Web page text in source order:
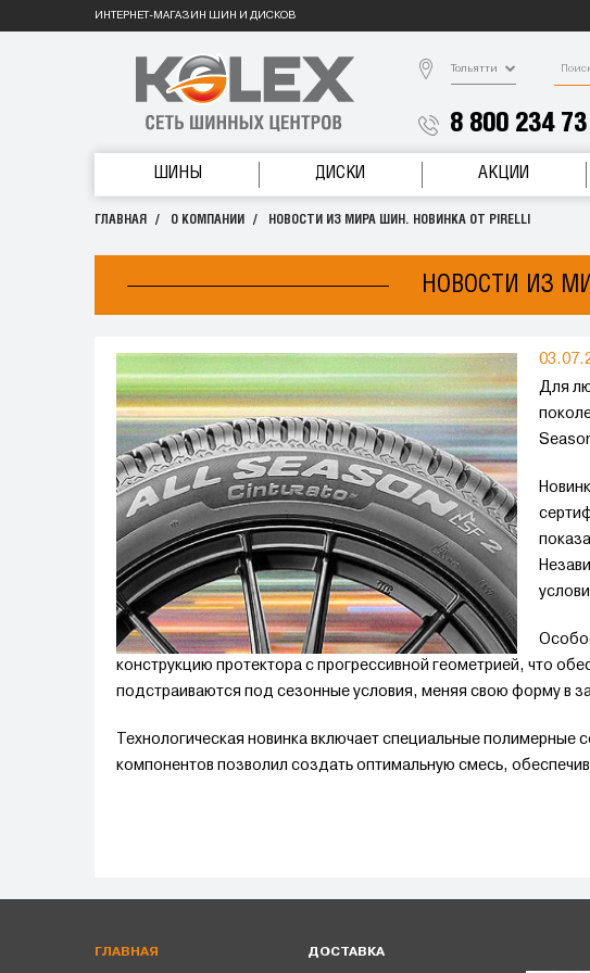
ИНТЕРНЕТ-МАГАЗИН ШИН И ДИСКОВ
Тольятти
8 800 234
ШИНЫ ДИСКИ АКЦИИ
ГЛАВНАЯ О КОМПАНИИ НОВОСТИ ИЗ МИРА ШИН. НОВИНКА ОТ PIRELLI
НОВОСТИ ИЗ
Для
конструкцию протектора с прогрессивной геометрией, что
подстраиваются под сезонные условия, меняя свою форму в
Технологическая новинка включает специальные
компонентов позволил создать оптимальную смесь,
ГЛАВНАЯ ДОСТАВКА